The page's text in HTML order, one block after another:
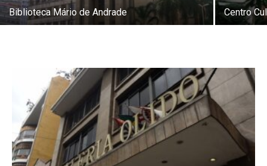
Biblioteca Mário de Andrade Centro